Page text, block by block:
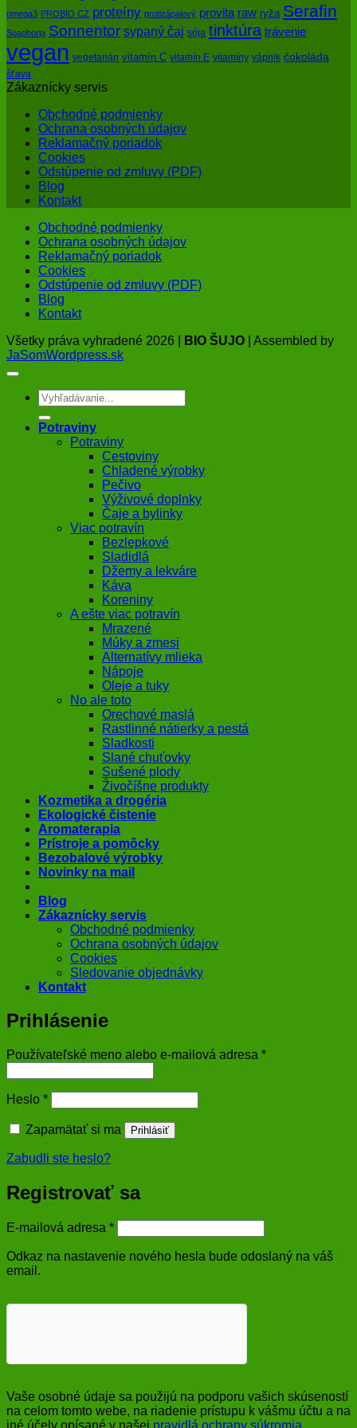
omega3 PROBIO CZ proteíny protizápalový provita raw ryža Serafin
Soaphoria Sonnentor sypaný čaj sója tinktúra trávenie
vegan vegetarián vitamín C vitamín E vitamíny vápnik čokoláda
šťava
Zákaznícky servis
Obchodné podmienky
Ochrana osobných údajov
Reklamačný poriadok
Cookies
Odstúpenie od zmluvy (PDF)
Blog
Kontakt
Obchodné podmienky
Ochrana osobných údajov
Reklamačný poriadok
Cookies
Odstúpenie od zmluvy (PDF)
Blog
Kontakt
Všetky práva vyhradené 2026 |
BIO ŠUJO | Assembled by
JaSomWordpress.sk
Hľadať:
Potraviny
Potraviny
Cestoviny
Chladené výrobky
Pečivo
Výživové doplnky
Čaje a bylinky
Viac potravín
Bezlepkové
Sladidlá
Džemy a lekváre
Káva
Koreniny
A ešte viac potravín
Mrazené
Múky a zmesi
Alternatívy mlieka
Nápoje
Oleje a tuky
No ale toto
Orechové maslá
Rastlinné nátierky a pestá
Sladkosti
Slané chuťovky
Sušené plody
Živočíšne produkty
Kozmetika a drogéria
Ekologické čistenie
Aromaterapia
Prístroje a pomôcky
Bezobalové výrobky
Novinky na mail
Blog
Zákaznícky servis
Obchodné podmienky
Ochrana osobných údajov
Cookies
Sledovanie objednávky
Kontakt
Prihlásenie
Používateľské meno alebo e-mailová adresa *Povinné
Heslo *Povinné
Zapamätať si ma Prihlásiť
Zabudli ste heslo?
Registrovať sa
E-mailová adresa *Povinné
Odkaz na nastavenie nového hesla bude odoslaný na váš
email.
Vaše osobné údaje sa použijú na podporu vašich skúseností
na celom tomto webe, na riadenie prístupu k vášmu účtu a na